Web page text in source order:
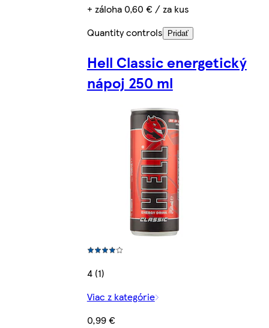
+ záloha 0,60 € / za kus
Quantity controls
Pridať
Hell Classic energetický
nápoj 250 ml
4 (1)
Viac z kategórie
0,99 €